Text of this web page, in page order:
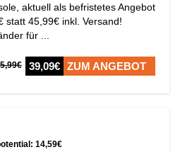
aktuell als befristetes Angebot
statt 45,99€ inkl. Versand!
für ...
39,09€ ZUM ANGEBOT
14,59€